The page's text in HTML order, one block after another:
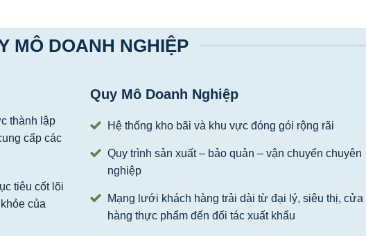
MÔ DOANH NGHIỆP
thành lập
cấp các
tiêu cốt lõi
của
Quy Mô Doanh Nghiệp
Hệ thống kho bãi và khu vực đóng gói rộng rãi
Quy trình sản xuất – bảo quản – vận chuyển chuyên
nghiệp
Mạng lưới khách hàng trải dài từ đại lý, siêu thị, cửa
hàng thực phẩm đến đối tác xuất khẩu